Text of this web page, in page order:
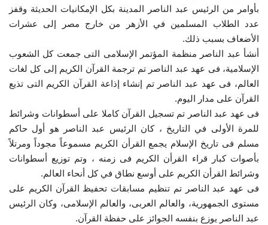
بأوامر من الرئيس عبد الناصر المدينة بكل الإمكانيات الحديثة وقفز
عدد الطلاب المسلمين في الأزهر من خارج مصر إلى عشرات
الأضعاف بسبب ذلك.
أنشأ عبد الناصر منظمة المؤتمر الإسلامى التى جمعت كل الشعوب
الإسلامية، فى عهد عبد الناصر تم ترجمة القرآن الكريم إلى كل لغات
العالم، فى عهد عبد الناصر تم إنشاء إذاعة القرآن الكريم التى تذيع
القرآن على مدار اليوم.
فى عهد عبد الناصر تم تسجيل القرآن كاملا على أسطوانات وشرائط
للمرة الأولى في التاريخ ، كان الرئيس عبد الناصر هو أول حاكم
مسلم فى تاريخ الإسلام يجمع القرأن الكريم مسموعاً مجوداً ومرتلاً
بأصوات كبار قراء القرأن الكريم فى زمنه ، وتم توزيع أسطوانات
وشرائط القرأن الكريم على أوسع نطاق في كل أنحاء العالم.
فى عهد عبد الناصر تم تنظيم مسابقات تحفيظ القرآن الكريم على
مستوى الجمهورية، والعالم العربى، والعالم الإسلامى، وكان الرئيس
عبد الناصر يوزع بنفسه الجوائز على حفظة القرآن.